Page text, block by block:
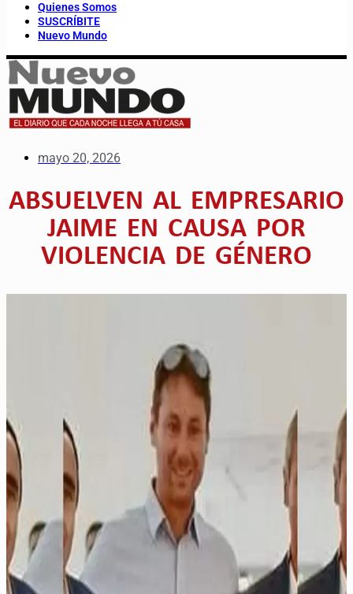
Quienes Somos
SUSCRÍBITE
Nuevo Mundo
mayo 20, 2026
ABSUELVEN AL EMPRESARIO
JAIME EN CAUSA POR
VIOLENCIA DE GÉNERO